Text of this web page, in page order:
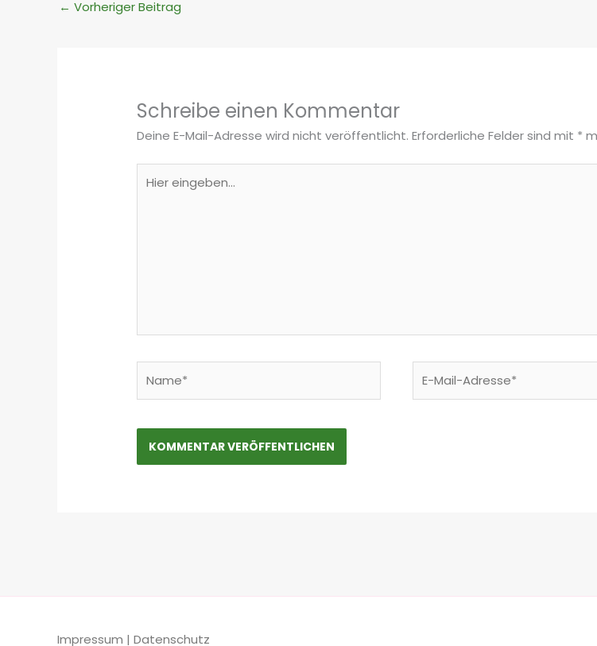
← Vorheriger Beitrag
Schreibe einen Kommentar
Deine E-Mail-Adresse wird nicht veröffentlicht. Erforderliche Felder sind mit *
eingeben…
Mail-
Impressum | Datenschutz